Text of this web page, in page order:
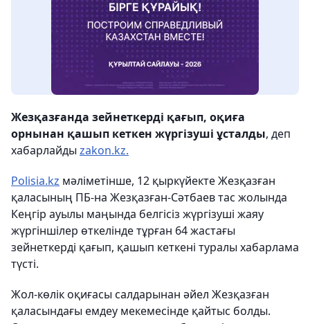
Жезқазғанда зейнеткерді қағып, оқиға
орнынан қашып кеткен жүргізуші ұсталды, деп
хабарлайды zakon.kz.
Polisia.kz мәліметінше, 12 қыркүйекте Жезқазған
қаласының ПБ-на Жезқазған-Сәтбаев тас жолында
Кеңгір ауылы маңында белгісіз жүргізуші жаяу
жүргіншілер өткелінде тұрған 64 жастағы
зейнеткерді қағып, қашып кеткені туралы хабарлама
түсті.
Жол-көлік оқиғасы салдарынан әйел Жезқазған
қаласындағы емдеу мекемесінде қайтыс болды.